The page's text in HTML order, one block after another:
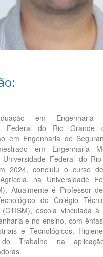
em Engenharia
Federal do Rio Grande
em Engenharia de
em Engenharia
Federal do
2024, concluiu o curso
na Universidade
Atualmente é Professor
do Colégio
escola vinculada
e no ensino, com
e Tecnológicos,
do Trabalho na